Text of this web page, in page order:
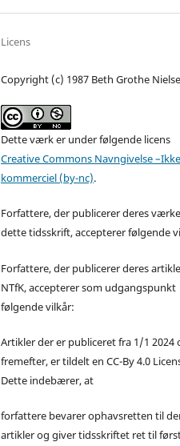
Licens
Copyright (c) 1987 Beth Grothe
Dette værk er under følgende licens
Creative Commons Navngivelse
kommerciel (by-nc).
Forfattere, der publicerer deres
dette tidsskrift, accepterer følgende
Forfattere, der publicerer deres
NTfK, accepterer som udgangspunkt
følgende vilkår:
Artikler der er publiceret fra 1/1 2024
fremefter, er tildelt en CC-By 4.0
Dette indebærer, at
forfattere bevarer ophavsretten til
artikler og giver tidsskriftet ret til